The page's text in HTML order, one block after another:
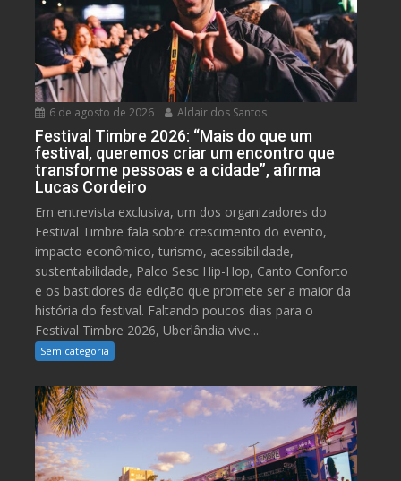
6 de agosto de 2026 Aldair dos Santos
Festival Timbre 2026: “Mais do que um
festival, queremos criar um encontro que
transforme pessoas e a cidade”, afirma
Lucas Cordeiro
Em entrevista exclusiva, um dos organizadores do
Festival Timbre fala sobre crescimento do evento,
impacto econômico, turismo, acessibilidade,
sustentabilidade, Palco Sesc Hip-Hop, Canto Conforto
e os bastidores da edição que promete ser a maior da
história do festival. Faltando poucos dias para o
Festival Timbre 2026, Uberlândia vive...
Sem categoria